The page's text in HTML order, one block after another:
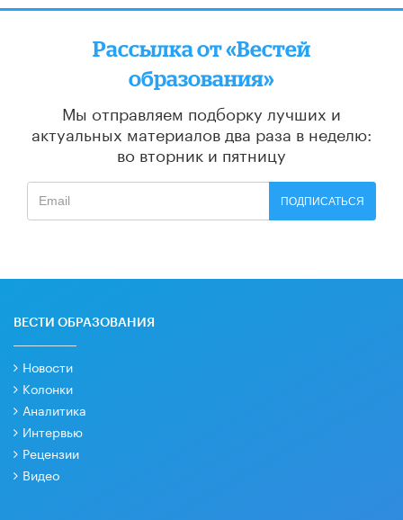
Рассылка от «Вестей
образования»
Мы отправляем подборку лучших и
актуальных материалов два раза в неделю:
во вторник и пятницу
ПОДПИСАТЬСЯ
ВЕСТИ ОБРАЗОВАНИЯ
Новости
Колонки
Аналитика
Интервью
Рецензии
Видео